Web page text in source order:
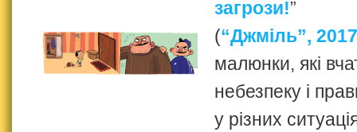
загрози!”
(“Джміль”,
малюнки, які
небезпеку і
у різних